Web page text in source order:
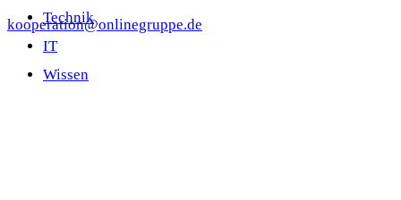
Technik
IT
Wissen
kooperation@onlinegruppe.de